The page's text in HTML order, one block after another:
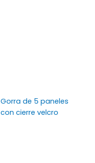
Gorra de 5 paneles
con cierre velcro